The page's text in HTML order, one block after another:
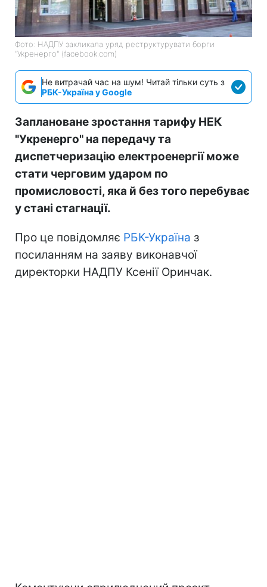
Фото: НАДПУ закликала уряд реструктурувати борги
"Укренерго" (facebook.com)
Не витрачай час на шум! Читай тільки суть з
РБК-Україна у Google
Заплановане зростання тарифу НЕК
"Укренерго" на передачу та
диспетчеризацію електроенергії може
стати черговим ударом по
промисловості, яка й без того перебуває
у стані стагнації.
Про це повідомляє РБК-Україна з
посиланням на заяву виконавчої
директорки НАДПУ Ксенії Оринчак.